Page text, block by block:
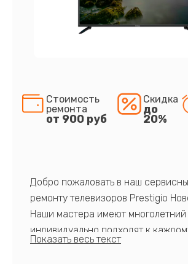
Стоимость
ремонта
от 900 руб
Скидка
до
20%
Добро пожаловать в наш
ремонту телевизоров Prestigio
Наши мастера имеют многолетний
индивидуально подходят к
устройству. Приоритетом для нас